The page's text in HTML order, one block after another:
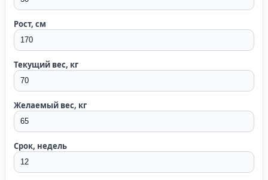
Рост, см
Текущий вес, кг
Желаемый вес, кг
Срок, недель